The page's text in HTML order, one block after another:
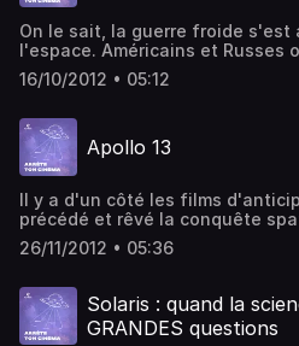
On le sait, la guerre froide s'est
l'espace. Américains et Russes
envoyer les 1ers mammifères en
Humains et puis pour se poser
Écriture, montage et voix :
16/10/2012 • 05:12
Apollo 13
Il y a d'un côté les films
précédé et rêvé la conquête
films historique, ceux qui
des 1ers hommes en orbite.
seconds. Seuls quelques films
mémoire : L'étoffe des héros ou
Écriture, montage et voix :
26/11/2012 • 05:36
Solaris : quand la
GRANDES questions